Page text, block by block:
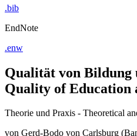
.bib
EndNote
.enw
Qualität von
Quality of Education
Theorie und Praxis - Theoretical
von Gerd-Bodo von Carlsburg